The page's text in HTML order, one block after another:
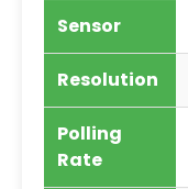
Sensor
Resolution
Polling
Rate